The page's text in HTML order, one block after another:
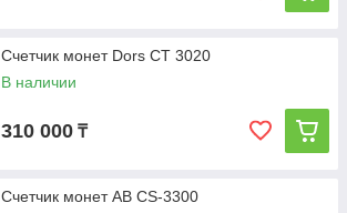
Счетчик монет Dors CT 3020
В наличии
310 000 ₸
Счетчик монет АВ CS-3300